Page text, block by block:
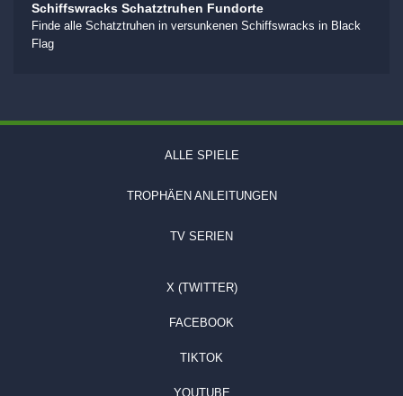
Schiffswracks Schatztruhen Fundorte
Finde alle Schatztruhen in versunkenen Schiffswracks in Black
Flag
ALLE SPIELE
TROPHÄEN ANLEITUNGEN
TV SERIEN
X (TWITTER)
FACEBOOK
TIKTOK
YOUTUBE